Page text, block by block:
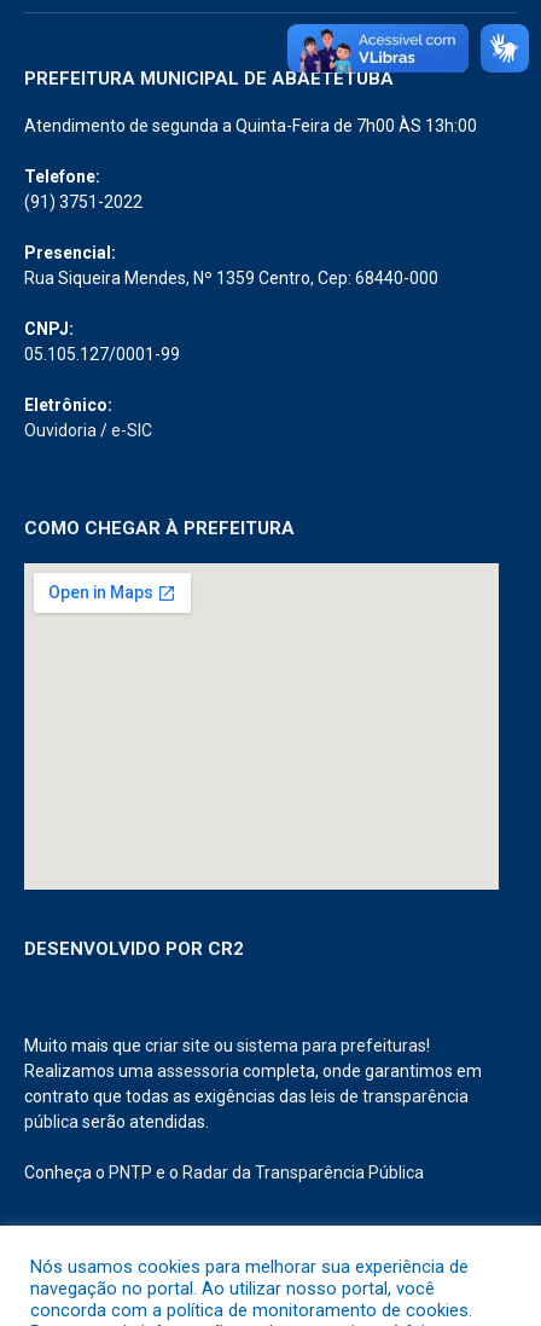
PREFEITURA MUNICIPAL DE ABAETETUBA
Atendimento de segunda a Quinta-Feira de 7h00 ÀS 13h:00
Telefone:
(91) 3751-2022
Presencial:
Rua Siqueira Mendes, Nº 1359 Centro, Cep: 68440-000
CNPJ:
05.105.127/0001-99
Eletrônico:
Ouvidoria /e-SIC
COMO CHEGAR À PREFEITURA
DESENVOLVIDO POR CR2
Muito mais que criar site ou sistema para prefeituras!
Realizamos uma assessoria completa, onde garantimos em
contrato que todas as exigências das leis de transparência
pública serão atendidas.
Conheça o PNTP e o Radar da Transparência Pública
Todos os direitos reservados a Prefeitura Municipal de Abaetetuba.
Nós usamos cookies para melhorar sua experiência de
navegação no portal. Ao utilizar nosso portal, você
concorda com a política de monitoramento de cookies.